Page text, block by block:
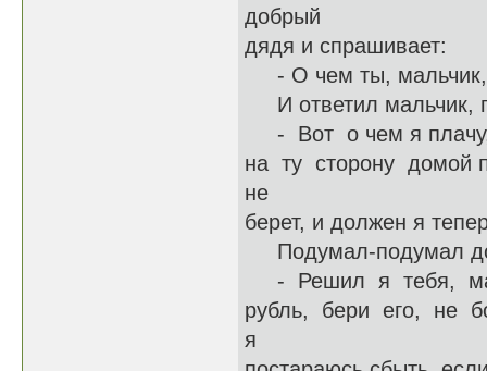
добрый
дядя и спрашивает:
- О чем ты, мальчик,
И ответил мальчик,
- Вот о чем я плачу,
на ту сторону домой
не
берет, и должен я
Подумал-подумал
- Решил я тебя,
рубль, бери его, не
я